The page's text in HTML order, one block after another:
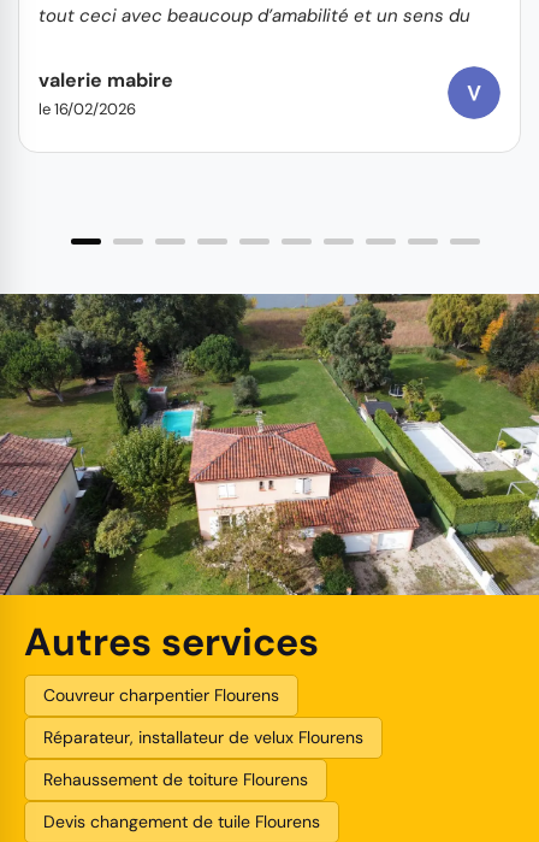
tout ceci avec beaucoup d’amabilité et un sens du
valerie mabire
le 16/02/2026
Autres services
Couvreur charpentier Flourens
Réparateur, installateur de velux Flourens
Rehaussement de toiture Flourens
Devis changement de tuile Flourens